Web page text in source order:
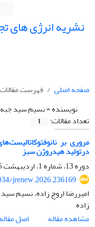
نشریه انرژی های
صفحه اصلی
فهرست مقالات
نویسنده =نسیم سید
تعداد مقالات:
1
مروری بر
درتولید هیدروژن سبز
دوره 13، شماره 1، اردیبهشت 1405، صفحه
jrenew.2026.236169
امیررضا اروج زاده، نسیم
زاده
مشاهده مقاله
اصل مقاله